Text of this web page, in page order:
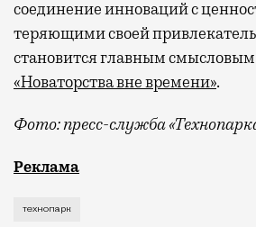
соединение инноваций с
теряющими своей
становится главным
«Новаторства вне времени».
Фото: пресс-служба
Рекламные кампании техники
Реклама
технопарк